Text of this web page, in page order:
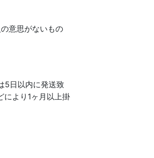
意思がないもの
5日以内に発送致
により1ヶ月以上掛